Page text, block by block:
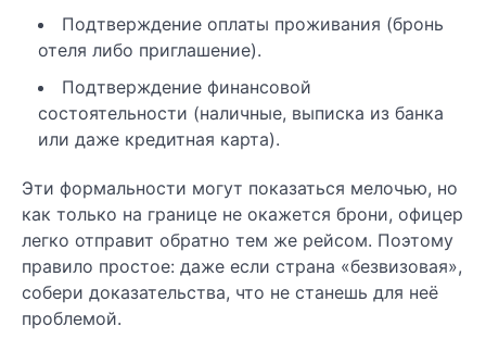
Подтверждение оплаты проживания (бронь
отеля либо приглашение).
Подтверждение финансовой
состоятельности (наличные, выписка из банка
или даже кредитная карта).
Эти формальности могут показаться мелочью, но
как только на границе не окажется брони, офицер
легко отправит обратно тем же рейсом. Поэтому
правило простое: даже если страна «безвизовая»,
собери доказательства, что не станешь для неё
проблемой.